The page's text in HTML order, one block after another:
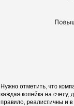
Нужно отметить, что
каждая копейка на счету,
правило, реалистичны и в